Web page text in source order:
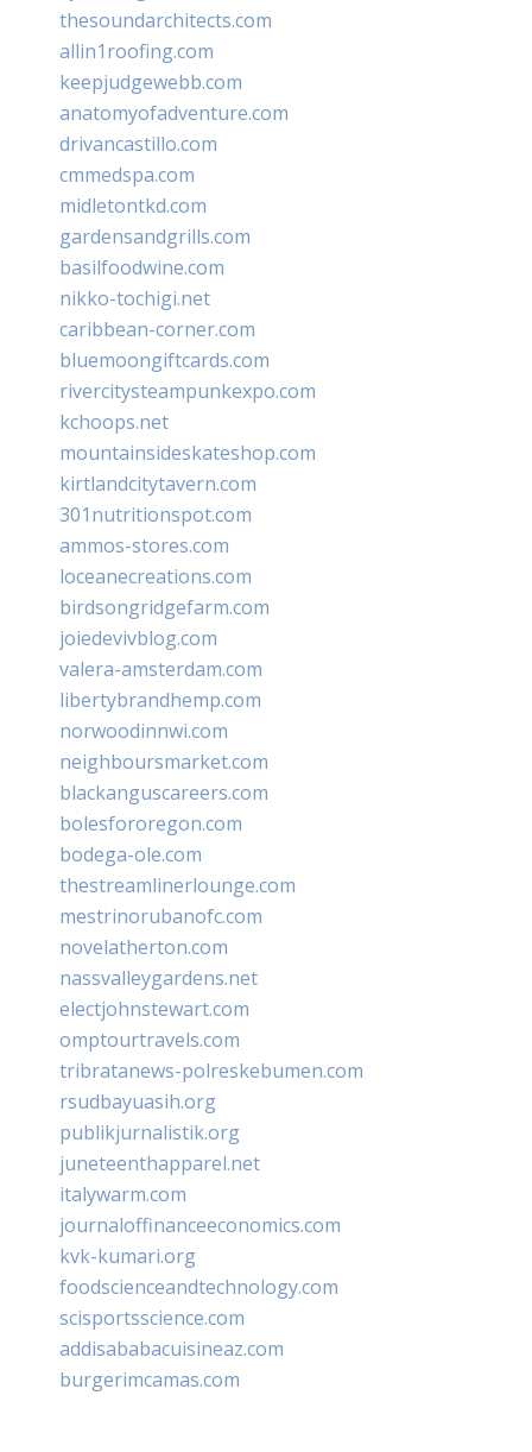
thesoundarchitects.com
allin1roofing.com
keepjudgewebb.com
anatomyofadventure.com
drivancastillo.com
cmmedspa.com
midletontkd.com
gardensandgrills.com
basilfoodwine.com
nikko-tochigi.net
caribbean-corner.com
bluemoongiftcards.com
rivercitysteampunkexpo.com
kchoops.net
mountainsideskateshop.com
kirtlandcitytavern.com
301nutritionspot.com
ammos-stores.com
loceanecreations.com
birdsongridgefarm.com
joiedevivblog.com
valera-amsterdam.com
libertybrandhemp.com
norwoodinnwi.com
neighboursmarket.com
blackanguscareers.com
bolesfororegon.com
bodega-ole.com
thestreamlinerlounge.com
mestrinorubanofc.com
novelatherton.com
nassvalleygardens.net
electjohnstewart.com
omptourtravels.com
tribratanews-polreskebumen.com
rsudbayuasih.org
publikjurnalistik.org
juneteenthapparel.net
italywarm.com
journaloffinanceeconomics.com
kvk-kumari.org
foodscienceandtechnology.com
scisportsscience.com
addisababacuisineaz.com
burgerimcamas.com